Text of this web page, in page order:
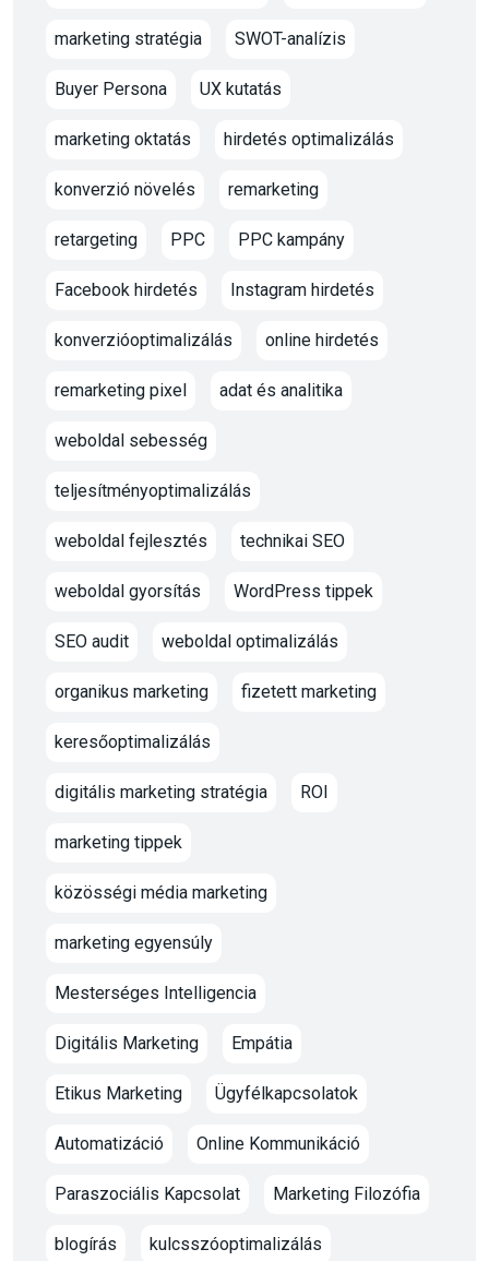
marketing stratégia SWOT-analízis
Buyer Persona UX kutatás
marketing oktatás hirdetés optimalizálás
konverzió növelés remarketing
retargeting PPC PPC kampány
Facebook hirdetés Instagram hirdetés
konverzióoptimalizálás online hirdetés
remarketing pixel adat és analitika
weboldal sebesség
teljesítményoptimalizálás
weboldal fejlesztés technikai SEO
weboldal gyorsítás WordPress tippek
SEO audit weboldal optimalizálás
organikus marketing fizetett marketing
keresőoptimalizálás
digitális marketing stratégia ROI
marketing tippek
közösségi média marketing
marketing egyensúly
Mesterséges Intelligencia
Digitális Marketing Empátia
Etikus Marketing Ügyfélkapcsolatok
Automatizáció Online Kommunikáció
Paraszociális Kapcsolat Marketing Filozófia
blogírás kulcsszóoptimalizálás